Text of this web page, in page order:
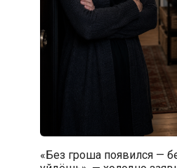
«Без гроша появился —